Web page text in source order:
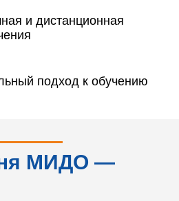
и дистанционная
подход к обучению
МИДО —